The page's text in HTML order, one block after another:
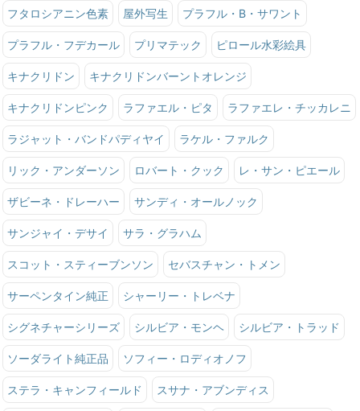
フタロシアニン色素 屋外写生 プラフル・B・サワント
プラフル・フデカール プリマテック ピロール水彩絵具
キナクリドン キナクリドンバーントオレンジ
キナクリドンピンク ラファエル・ピタ ラファエレ・チッカレニ
ラジャット・バンドパディヤイ ラケル・ファルク
リック・アンダーソン ロバート・クック レ・サン・ピエール
ザビーネ・ドレーハー サンディ・オールノック
サンジャイ・デサイ サラ・グラハム
スコット・スティーブンソン セバスチャン・トメン
サーペンタイン純正 シャーリー・トレベナ
シグネチャーシリーズ シルビア・モンヘ シルビア・トラッド
ソーダライト純正品 ソフィー・ロディオノフ
ステラ・キャンフィールド スサナ・アブンディス